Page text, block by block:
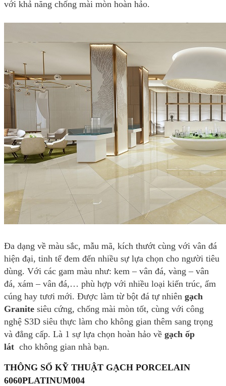
với khả năng chống mài mòn hoàn hảo.
Đa dạng về màu sắc, mẫu mã, kích thướt cùng với vân đá
hiện đại, tinh tế đem đến nhiều sự lựa chọn cho người tiêu
dùng. Với các gam màu như: kem – vân đá, vàng – vân
đá, xám – vân đá,… phù hợp với nhiều loại kiến trúc, ấm
cúng hay tươi mới. Được làm từ bột đá tự nhiên gạch
Granite siêu cứng, chống mài mòn tốt, cùng với công
nghệ S3D siêu thực làm cho không gian thêm sang trọng
và đẳng cấp. Là 1 sự lựa chọn hoàn hảo về gạch ốp
lát cho không gian nhà bạn.
THÔNG SỐ KỸ THUẬT GẠCH PORCELAIN
6060PLATINUM004